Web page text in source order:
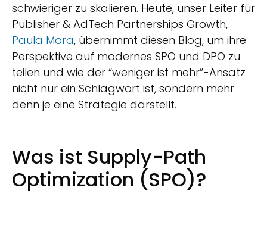
schwieriger zu skalieren. Heute, unser Leiter für
Publisher & AdTech Partnerships Growth,
Paula Mora, übernimmt diesen Blog, um ihre
Perspektive auf modernes SPO und DPO zu
teilen und wie der “weniger ist mehr”-Ansatz
nicht nur ein Schlagwort ist, sondern mehr
denn je eine Strategie darstellt.
Was ist Supply-Path
Optimization (SPO)?